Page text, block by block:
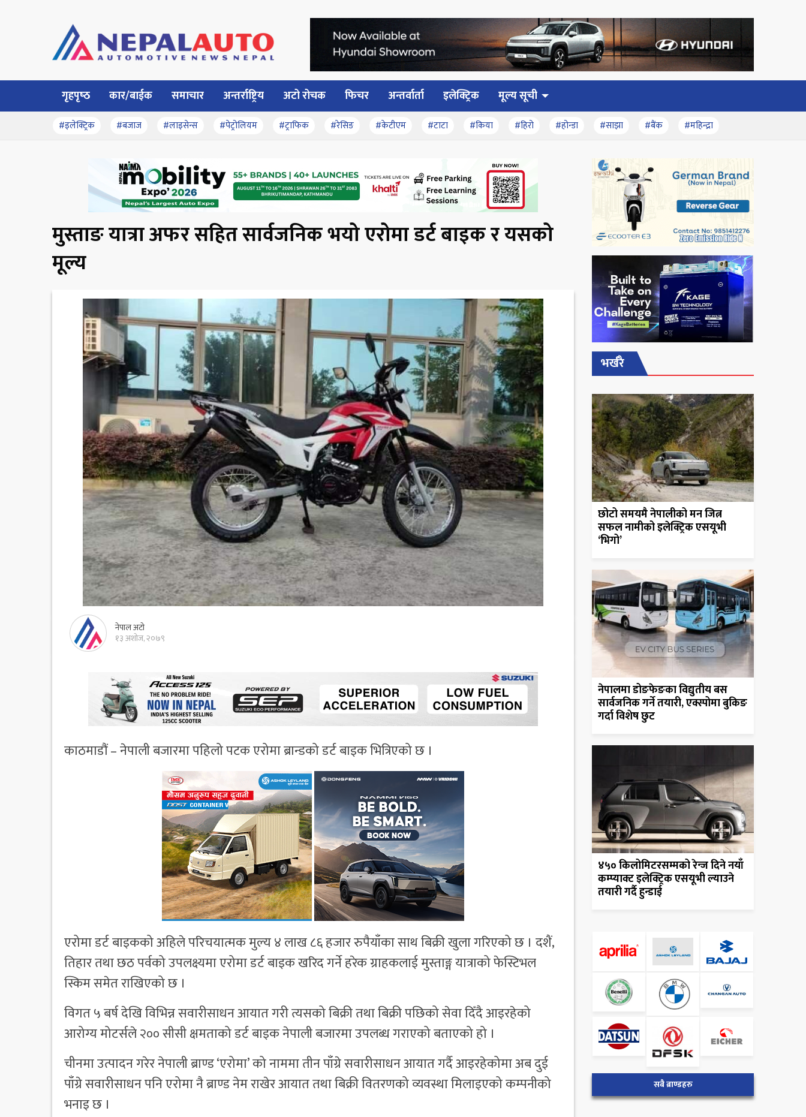
गृहपृष्‍ठ कार/बाईक समाचार अन्तर्राष्ट्रिय अटो रोचक फिचर अन्तर्वार्ता इलेक्ट्रिक मूल्य सूची
#इलेक्ट्रिक #बजाज #लाइसेन्स #पेट्रोलियम #ट्राफिक #रेसिङ #केटीएम #टाटा #किया #हिरो #होन्डा #साझा #बैंक #महिन्द्रा
मुस्ताङ यात्रा अफर सहित सार्वजनिक भयो एरोमा डर्ट बाइक र यसको
मूल्य
नेपाल अटो
१३ अशोज, २०७९
काठमाडौं – नेपाली बजारमा पहिलो पटक एरोमा ब्रान्डको डर्ट बाइक भित्रिएको छ ।
एरोमा डर्ट बाइकको अहिले परिचयात्मक मुल्य ४ लाख ८६ हजार रुपैयाँका साथ बिक्री खुला गरिएको छ । दशैं,
तिहार तथा छठ पर्वको उपलक्ष्यमा एरोमा डर्ट बाइक खरिद गर्ने हरेक ग्राहकलाई मुस्ताङ्ग यात्राको फेस्टिभल
स्किम समेत राखिएको छ ।
विगत ५ बर्ष देखि विभिन्न सवारीसाधन आयात गरी त्यसको बिक्री तथा बिक्री पछिको सेवा दिँदै आइरहेको
आरोग्य मोटर्सले २०० सीसी क्षमताको डर्ट बाइक नेपाली बजारमा उपलब्ध गराएको बताएको हो ।
चीनमा उत्पादन गरेर नेपाली ब्राण्ड ‘एरोमा’ को नाममा तीन पाँग्रे सवारीसाधन आयात गर्दै आइरहेकोमा अब दुई
पाँग्रे सवारीसाधन पनि एरोमा नै ब्राण्ड नेम राखेर आयात तथा बिक्री वितरणको व्यवस्था मिलाइएको कम्पनीको
भनाइ छ ।
भर्खरै
छोटो समयमै नेपालीको मन जित्न
सफल नामीको इलेक्ट्रिक एसयूभी
‘भिगो’
नेपालमा डोङफेङका विद्युतीय बस
सार्वजनिक गर्ने तयारी, एक्स्पोमा बुकिङ
गर्दा विशेष छुट
४५० किलोमिटरसम्मको रेन्ज दिने नयाँ
कम्प्याक्ट इलेक्ट्रिक एसयूभी ल्याउने
तयारी गर्दै हुन्डाई
सबै ब्राण्डहरु